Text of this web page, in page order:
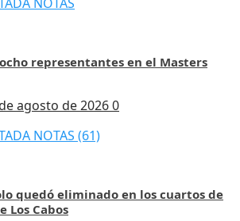
representantes en el Masters
agosto de 20260
quedó eliminado en los cuartos de
Los Cabos